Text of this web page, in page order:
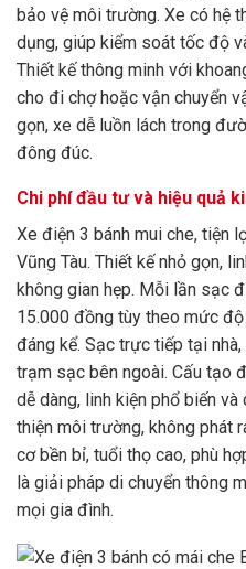
bảo vệ môi trường. Xe có hệ
dụng, giúp kiểm soát tốc độ
Thiết kế thông minh với
cho đi chợ hoặc vận chuyển
gọn, xe dễ luồn lách trong
đông đúc.
Chi phí đầu tư và hiệu quả
Xe điện 3 bánh mui che, tiện
Vũng Tàu. Thiết kế nhỏ gọn,
không gian hẹp. Mỗi lần sạc
15.000 đồng tùy theo mức
đáng kể. Sạc trực tiếp tại
trạm sạc bên ngoài. Cấu tạo
dễ dàng, linh kiện phổ biến
thiện môi trường, không phát
cơ bền bỉ, tuổi thọ cao, phù
là giải pháp di chuyển thông
mọi gia đình.